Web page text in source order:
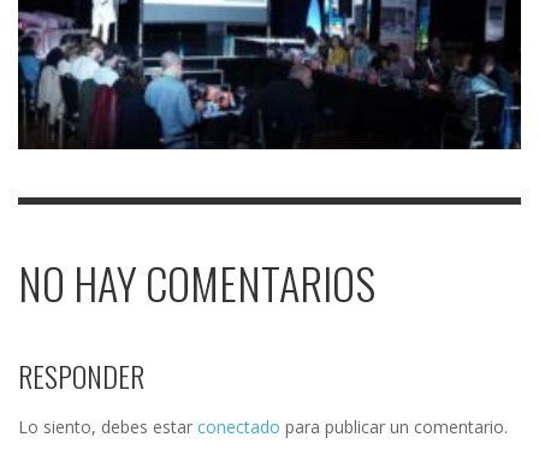
NO HAY COMENTARIOS
RESPONDER
Lo siento, debes estar conectado para publicar un comentario.